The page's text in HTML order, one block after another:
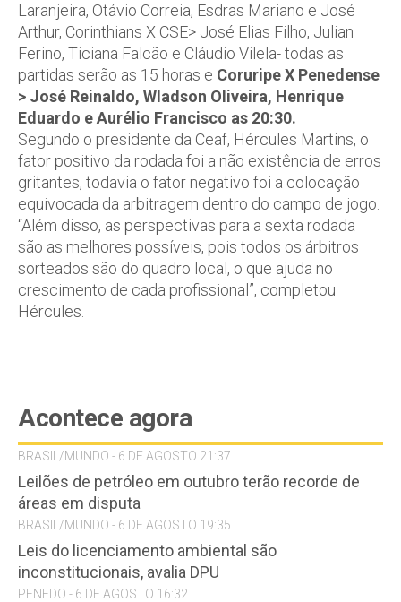
Laranjeira, Otávio Correia, Esdras Mariano e José
Arthur, Corinthians X CSE> José Elias Filho, Julian
Ferino, Ticiana Falcão e Cláudio Vilela- todas as
partidas serão as 15 horas e Coruripe X Penedense
> José Reinaldo, Wladson Oliveira, Henrique
Eduardo e Aurélio Francisco as 20:30.
Segundo o presidente da Ceaf, Hércules Martins, o
fator positivo da rodada foi a não existência de erros
gritantes, todavia o fator negativo foi a colocação
equivocada da arbitragem dentro do campo de jogo.
“Além disso, as perspectivas para a sexta rodada
são as melhores possíveis, pois todos os árbitros
sorteados são do quadro local, o que ajuda no
crescimento de cada profissional”, completou
Hércules.
Acontece agora
BRASIL/MUNDO - 6 DE AGOSTO 21:37
Leilões de petróleo em outubro terão recorde de
áreas em disputa
BRASIL/MUNDO - 6 DE AGOSTO 19:35
Leis do licenciamento ambiental são
inconstitucionais, avalia DPU
PENEDO - 6 DE AGOSTO 16:32